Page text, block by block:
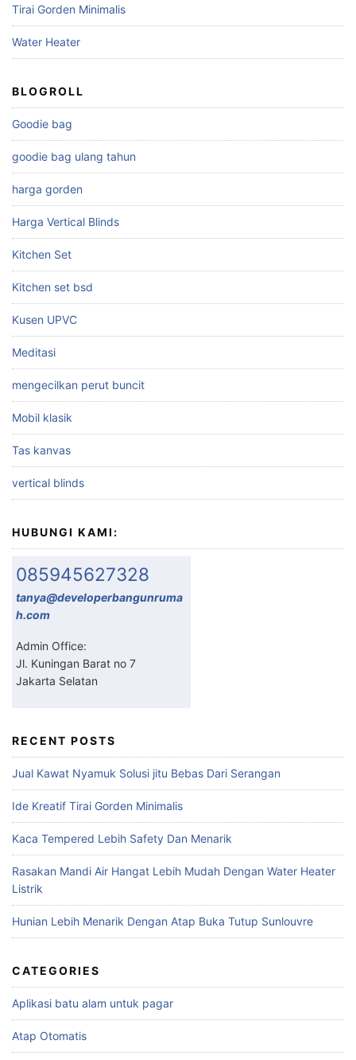
Tirai Gorden Minimalis
Water Heater
BLOGROLL
Goodie bag
goodie bag ulang tahun
harga gorden
Harga Vertical Blinds
Kitchen Set
Kitchen set bsd
Kusen UPVC
Meditasi
mengecilkan perut buncit
Mobil klasik
Tas kanvas
vertical blinds
HUBUNGI KAMI:
085945627328
tanya@developerbangunruma
h.com
Admin Office:
Jl. Kuningan Barat no 7
Jakarta Selatan
RECENT POSTS
Jual Kawat Nyamuk Solusi jitu Bebas Dari Serangan
Ide Kreatif Tirai Gorden Minimalis
Kaca Tempered Lebih Safety Dan Menarik
Rasakan Mandi Air Hangat Lebih Mudah Dengan Water Heater
Listrik
Hunian Lebih Menarik Dengan Atap Buka Tutup Sunlouvre
CATEGORIES
Aplikasi batu alam untuk pagar
Atap Otomatis